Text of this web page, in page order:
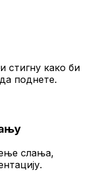
стигну како би
поднете.
слања,